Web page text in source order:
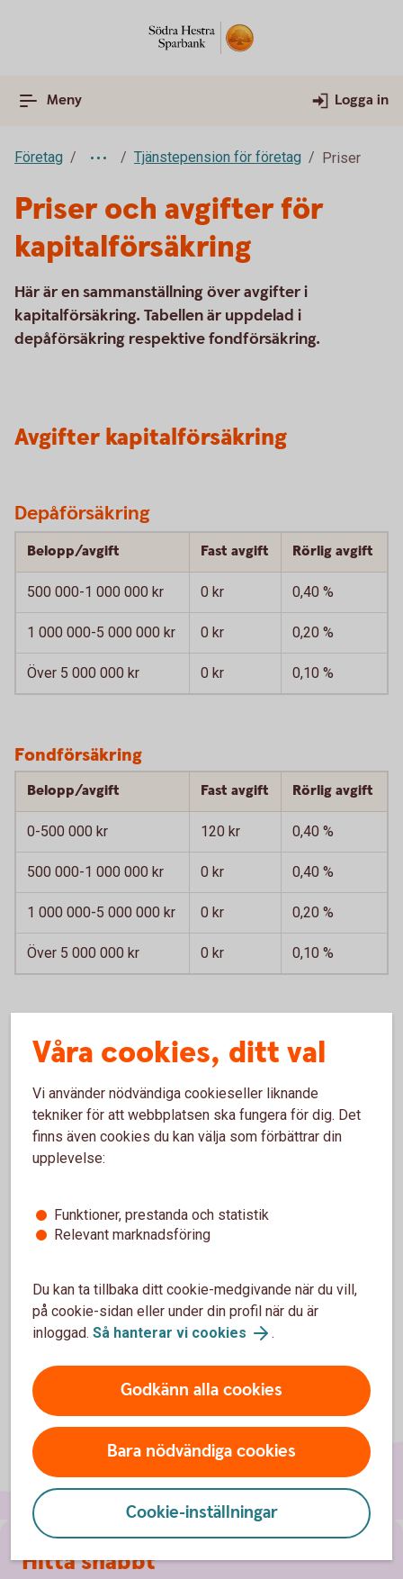
Meny Logga in
Företag Tjänstepension för företag Priser
Priser och avgifter för
kapitalförsäkring
Här är en sammanställning över avgifter i
kapitalförsäkring. Tabellen är uppdelad i
depåförsäkring respektive fondförsäkring.
Avgifter kapitalförsäkring
Depåförsäkring
Belopp/avgift Fast avgift Rörlig avgift
500 000-1 000 000 kr 0 kr 0,40 %
1 000 000-5 000 000 kr 0 kr 0,20 %
Över 5 000 000 kr 0 kr 0,10 %
Fondförsäkring
Belopp/avgift Fast avgift Rörlig avgift
0-500 000 kr 120 kr 0,40 %
500 000-1 000 000 kr 0 kr 0,40 %
1 000 000-5 000 000 kr 0 kr 0,20 %
Över 5 000 000 kr 0 kr 0,10 %
Förvaltningsavgift för valda fonder tillkommer.
om 0,09 procent via internetbanken och 0,50
procent på bankkontor eller via Kundcenter.
Ingen försäkringsavgift för innehav överstigande 500 000
kr i följande utvalda fondportföljer.
Våra cookies, ditt val
Vi använder nödvändiga cookieseller liknande
tekniker för att webbplatsen ska fungera för dig. Det
finns även cookies du kan välja som förbättrar din
upplevelse:
Funktioner, prestanda och statistik
Relevant marknadsföring
Du kan ta tillbaka ditt cookie-medgivande när du vill,
på cookie-sidan eller under din profil när du är
inloggad. Så hanterar vi cookies .
Godkänn alla cookies
Bara nödvändiga cookies
Cookie-inställningar
Sidfot
Hitta snabbt